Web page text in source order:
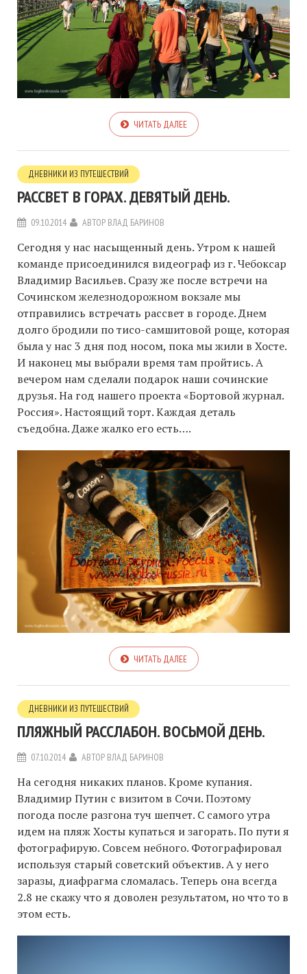
ЧИТАТЬ ДАЛЕЕ
ДНЕВНИКИ ИЗ ПУТЕШЕСТВИЙ
РАССВЕТ В ГОРАХ. ДЕВЯТЫЙ ДЕНЬ.
09.10.2014 АВТОР ВЛАД БАРИНОВ
Сегодня у нас насыщенный день. Утром к нашей
команде присоединился видеограф из г. Чебоксар
Владимир Васильев. Сразу же после встречи на
Сочинском железнодорожном вокзале мы
отправились встречать рассвет в городе. Днем
долго бродили по тисо-самшитовой роще, которая
была у нас 3 дня под носом, пока мы жили в Хосте.
И наконец мы выбрали время там пройтись. А
вечером нам сделали подарок наши сочинские
друзья. На год нашего проекта «Бортовой журнал.
Россия». Настоящий торт. Каждая деталь
съедобна. Даже жалко его есть….
ЧИТАТЬ ДАЛЕЕ
ДНЕВНИКИ ИЗ ПУТЕШЕСТВИЙ
ПЛЯЖНЫЙ РАССЛАБОН. ВОСЬМОЙ ДЕНЬ.
07.10.2014 АВТОР ВЛАД БАРИНОВ
На сегодня никаких планов. Кроме купания.
Владимир Путин с визитом в Сочи. Поэтому
погода после разгона туч шепчет. С самого утра
идем на пляж Хосты купаться и загорать. По пути я
фотографирую. Совсем небного. Фотографировал
используя старый советский объектив. А у него
заразы, диафрагма сломалась. Теперь она всегда
2.8 не скажу что я доволен результатом, но что то в
этом есть.